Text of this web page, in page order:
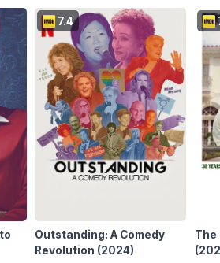
7.4
Outstanding: A Comedy
Revolution (2024)
The